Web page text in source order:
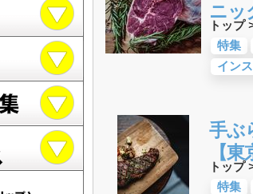
ニッ
トップ
特集
イン
手ぶ
【
トップ
特集